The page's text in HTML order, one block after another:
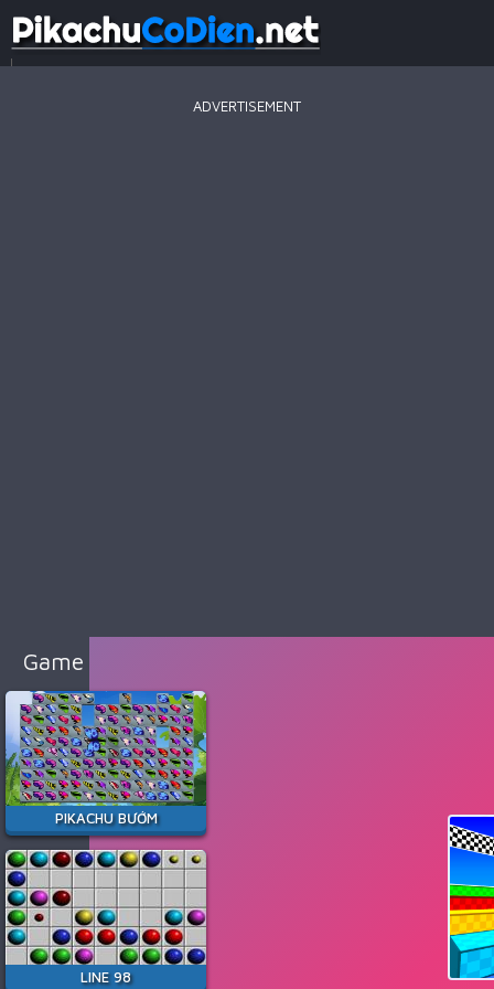
Game
Đua
Xe
Game
Minecraft
Game
Among
Us
Game
ADVERTISEMENT
Game Hay Nhất
PIKACHU BƯỚM
LINE 98